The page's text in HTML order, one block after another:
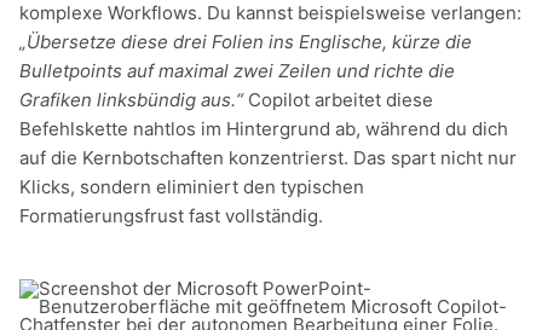
komplexe Workflows. Du kannst beispielsweise verlangen:
„Übersetze diese drei Folien ins Englische, kürze die
Bulletpoints auf maximal zwei Zeilen und richte die
Grafiken linksbündig aus.“Copilot arbeitet diese
Befehlskette nahtlos im Hintergrund ab, während du dich
auf die Kernbotschaften konzentrierst. Das spart nicht nur
Klicks, sondern eliminiert den typischen
Formatierungsfrust fast vollständig.